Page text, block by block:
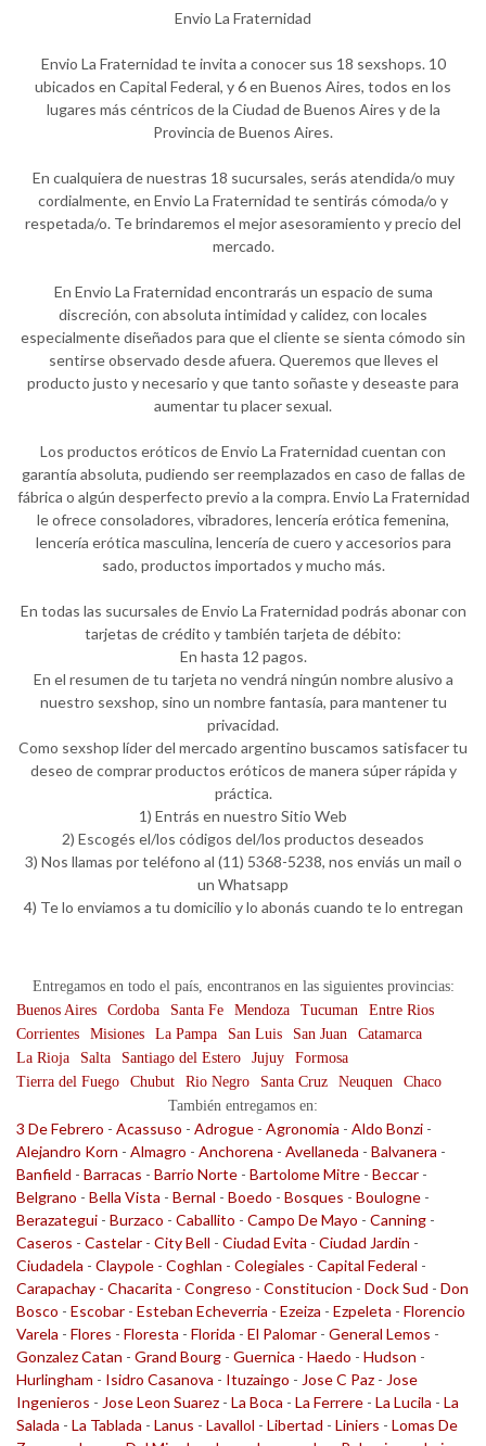
Envio La Fraternidad
Envio La Fraternidad te invita a conocer sus 18 sexshops. 10
ubicados en Capital Federal, y 6 en Buenos Aires, todos en los
lugares más céntricos de la Ciudad de Buenos Aires y de la
Provincia de Buenos Aires.
En cualquiera de nuestras 18 sucursales, serás atendida/o muy
cordialmente, en Envio La Fraternidad te sentirás cómoda/o y
respetada/o. Te brindaremos el mejor asesoramiento y precio del
mercado.
En Envio La Fraternidad encontrarás un espacio de suma
discreción, con absoluta intimidad y calidez, con locales
especialmente diseñados para que el cliente se sienta cómodo sin
sentirse observado desde afuera. Queremos que lleves el
producto justo y necesario y que tanto soñaste y deseaste para
aumentar tu placer sexual.
Los productos eróticos de Envio La Fraternidad cuentan con
garantía absoluta, pudiendo ser reemplazados en caso de fallas de
fábrica o algún desperfecto previo a la compra. Envio La Fraternidad
le ofrece consoladores, vibradores, lencería erótica femenina,
lencería erótica masculina, lencería de cuero y accesorios para
sado, productos importados y mucho más.
En todas las sucursales de Envio La Fraternidad podrás abonar con
tarjetas de crédito y también tarjeta de débito:
En hasta 12 pagos.
En el resumen de tu tarjeta no vendrá ningún nombre alusivo a
nuestro sexshop, sino un nombre fantasía, para mantener tu
privacidad.
Como sexshop líder del mercado argentino buscamos satisfacer tu
deseo de comprar productos eróticos de manera súper rápida y
práctica.
1) Entrás en nuestro Sitio Web
2) Escogés el/los códigos del/los productos deseados
3) Nos llamas por teléfono al (11) 5368-5238, nos enviás un mail o
un Whatsapp
4) Te lo enviamos a tu domicilio y lo abonás cuando te lo entregan
Entregamos en todo el país, encontranos en las siguientes provincias:
Buenos Aires
Cordoba Santa Fe Mendoza Tucuman
Entre Rios
Corrientes
Misiones La Pampa San Luis San Juan
Catamarca
La Rioja
Salta Santiago del Estero Jujuy
Formosa
Tierra del Fuego
Chubut Rio Negro Santa Cruz Neuquen
Chaco
También entregamos en:
3 De Febrero - Acassuso - Adrogue - Agronomia - Aldo Bonzi -
Alejandro Korn - Almagro - Anchorena - Avellaneda - Balvanera -
Banfield - Barracas - Barrio Norte - Bartolome Mitre - Beccar -
Belgrano - Bella Vista - Bernal - Boedo - Bosques - Boulogne -
Berazategui - Burzaco - Caballito - Campo De Mayo - Canning -
Caseros - Castelar - City Bell - Ciudad Evita - Ciudad Jardin -
Ciudadela - Claypole - Coghlan - Colegiales - Capital Federal -
Carapachay - Chacarita - Congreso - Constitucion - Dock Sud - Don
Bosco - Escobar - Esteban Echeverria - Ezeiza - Ezpeleta - Florencio
Varela - Flores - Floresta - Florida - El Palomar - General Lemos -
Gonzalez Catan - Grand Bourg - Guernica - Haedo - Hudson -
Hurlingham - Isidro Casanova - Ituzaingo - Jose C Paz - Jose
Ingenieros - Jose Leon Suarez - La Boca - La Ferrere - La Lucila - La
Salada - La Tablada - Lanus - Lavallol - Libertad - Liniers - Lomas De